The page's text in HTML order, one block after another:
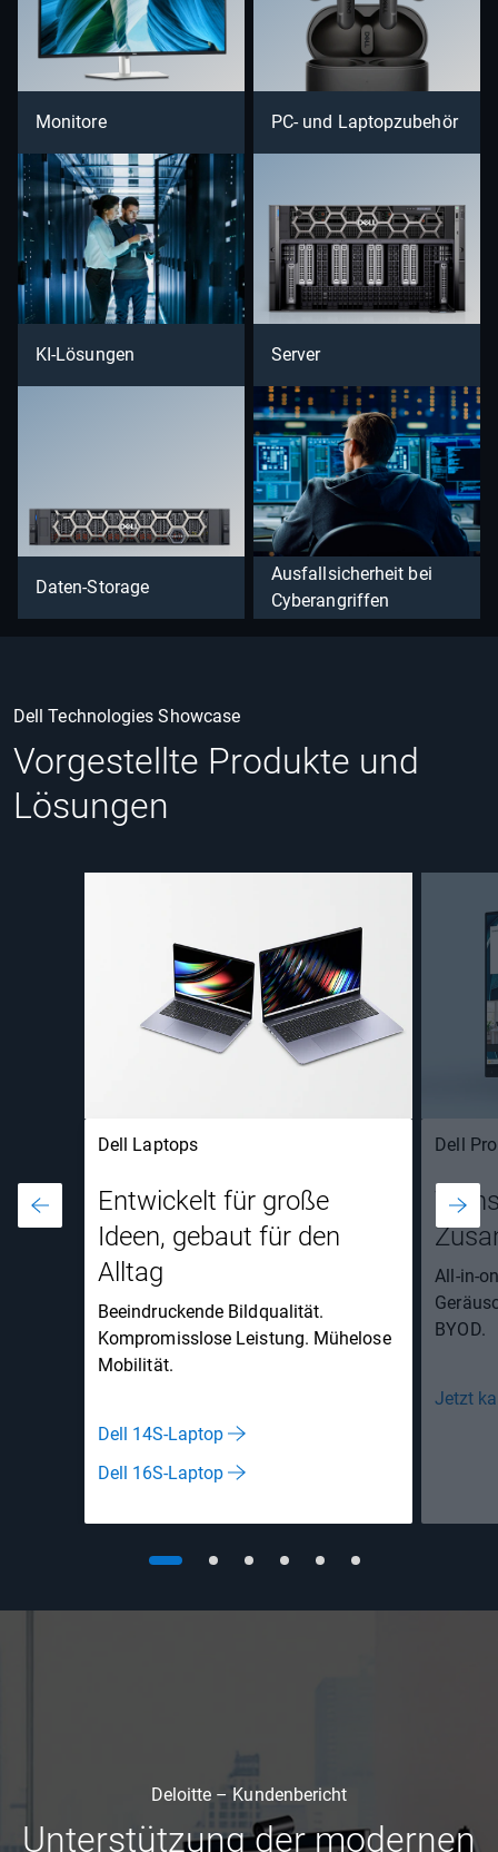
Monitore PC- und Laptopzubehör
KI-Lösungen Server
Daten-Storage
Ausfallsicherheit bei
Cyberangriffen
Dell Technologies Showcase
Vorgestellte Produkte und
Lösungen
Dell Laptops
Entwickelt für große
Ideen, gebaut für den
Alltag
Beeindruckende Bildqualität.
Kompromisslose Leistung. Mühelose
Mobilität​.
Dell 14S-Laptop
Dell 16S-Laptop
Dell
All-in-
BYOD.
Jetzt
Deloitte – Kundenbericht
Unterstützung der modernen